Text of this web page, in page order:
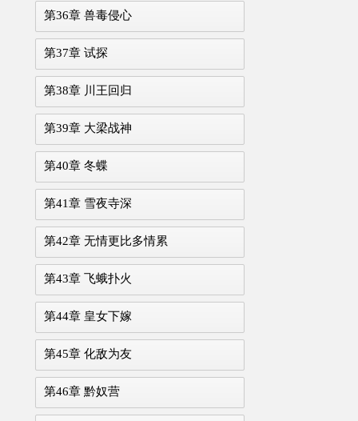
第36章 兽毒侵心
第37章 试探
第38章 川王回归
第39章 大梁战神
第40章 冬蝶
第41章 雪夜寺深
第42章 无情更比多情累
第43章 飞蛾扑火
第44章 皇女下嫁
第45章 化敌为友
第46章 黔奴营